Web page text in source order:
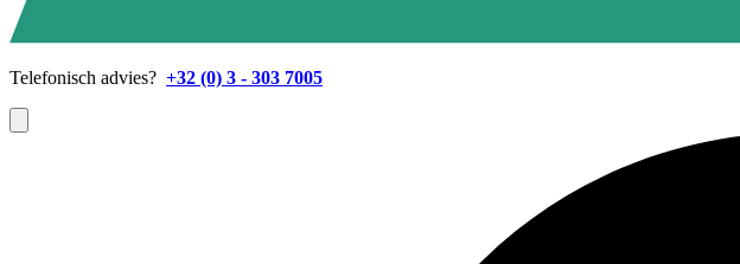
Telefonisch advies? +32 (0) 3 - 303 7005